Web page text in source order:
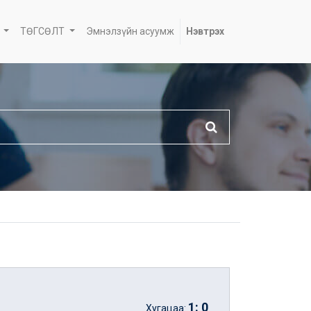
ТӨГСӨЛТ Эмнэлзүйн асуумж Нэвтрэх
Хугацаа: 1: 0